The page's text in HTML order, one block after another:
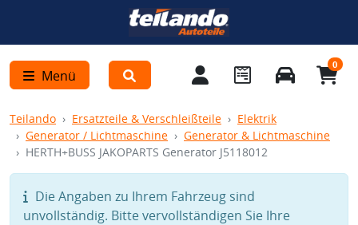
Menü
0
Teilando Ersatzteile & Verschleißteile
Elektrik
Generator / Lichtmaschine
Generator & Lichtmaschine
HERTH+BUSS JAKOPARTS Generator J5118012
Die Angaben zu Ihrem Fahrzeug sind
unvollständig. Bitte vervollständigen Sie Ihre